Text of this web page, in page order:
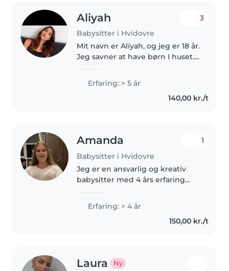
Aliyah
Babysitter i Hvidovre
3
Mit navn er Aliyah, og jeg er 18 år.
Jeg savner at have børn I huset.
ind, lave mad, hjælpe med
lektier, udføre let husarbejde.
Erfaring: > 5 år
140,00 kr./t
Amanda
Babysitter i Hvidovre
1
Jeg er en ansvarlig og kreativ
babysitter med 4 års erfaring
erfaring med børn med ADHD
og autisme og er
førstehjælpscertificeret. Jeg er
Erfaring: > 4 år
150,00 kr./t
Laura Ny